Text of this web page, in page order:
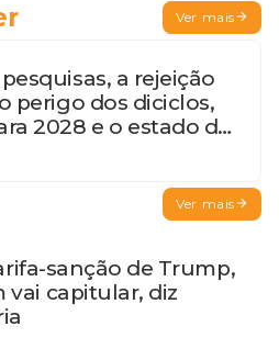
Ver mais
a rejeição
perigo dos diciclos,
2028 e o estado de
Ver mais
sanção de Trump,
vai capitular, diz